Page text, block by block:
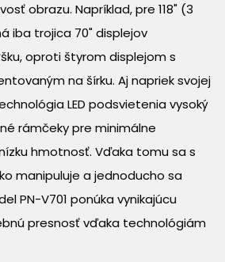
obrazu. Napríklad, pre 118" (3
iba trojica 70" displejov
oproti štyrom displejom s
na šírku. Aj napriek svojej
LED podsvietenia vysoký
rámčeky pre minimálne
hmotnosť. Vďaka tomu sa s
manipuluje a jednoducho sa
PN-V701 ponúka vynikajúcu
presnosť vďaka technológiám